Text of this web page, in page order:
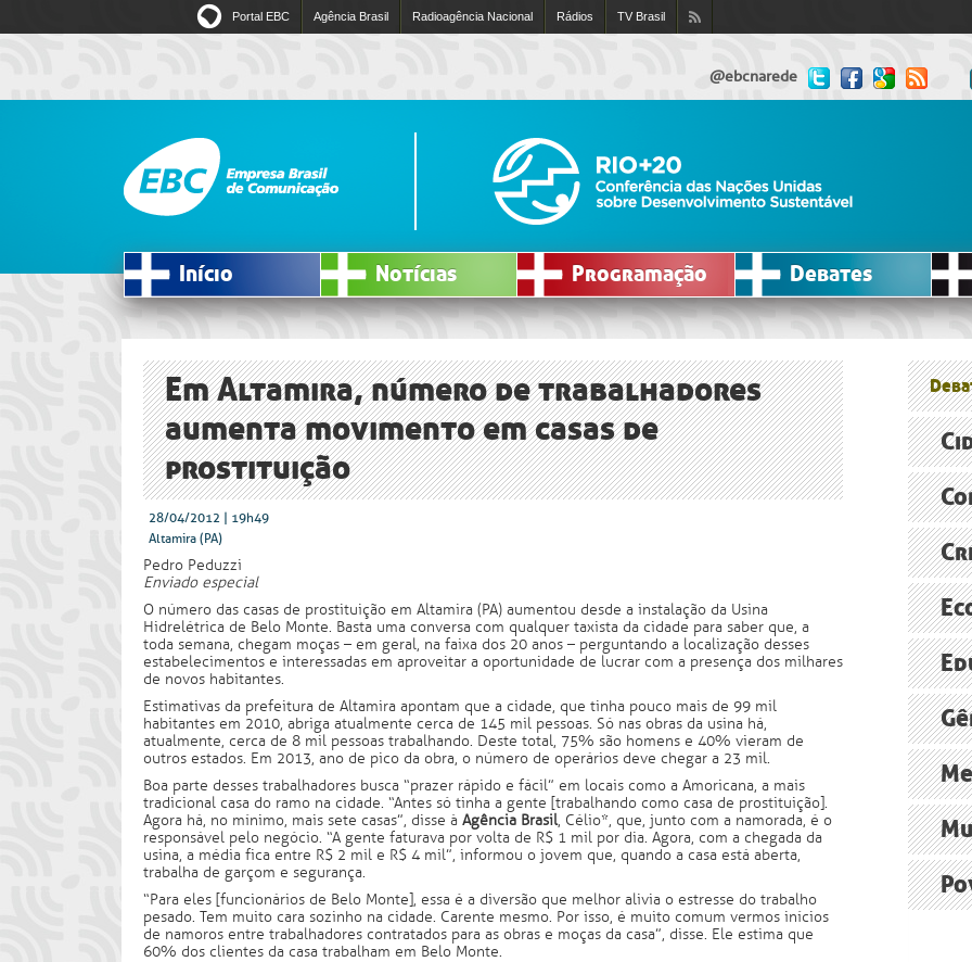
Portal EBC Agência Brasil Radioagência Nacional Rádios TV Brasil
@ebcnarede
Início Notícias Programação Debates
Em Altamira, número de trabalhadores
aumenta movimento em casas de
prostituição
28/04/2012 | 19h49
Altamira (PA)
Pedro Peduzzi
Enviado especial
O número das casas de prostituição em Altamira (PA) aumentou desde a instalação da Usina
Hidrelétrica de Belo Monte. Basta uma conversa com qualquer taxista da cidade para saber que, a
toda semana, chegam moças – em geral, na faixa dos 20 anos – perguntando a localização desses
estabelecimentos e interessadas em aproveitar a oportunidade de lucrar com a presença dos milhares
de novos habitantes.
Estimativas da prefeitura de Altamira apontam que a cidade, que tinha pouco mais de 99 mil
habitantes em 2010, abriga atualmente cerca de 145 mil pessoas. Só nas obras da usina há,
atualmente, cerca de 8 mil pessoas trabalhando. Deste total, 75% são homens e 40% vieram de
outros estados. Em 2013, ano de pico da obra, o número de operários deve chegar a 23 mil.
Boa parte desses trabalhadores busca “prazer rápido e fácil” em locais como a Amoricana, a mais
tradicional casa do ramo na cidade. “Antes só tinha a gente [trabalhando como casa de prostituição].
Agora há, no mínimo, mais sete casas”, disse à Agência Brasil, Célio*, que, junto com a namorada, é o
responsável pelo negócio. “A gente faturava por volta de R$ 1 mil por dia. Agora, com a chegada da
usina, a média fica entre R$ 2 mil e R$ 4 mil”, informou o jovem que, quando a casa está aberta,
trabalha de garçom e segurança.
“Para eles [funcionários de Belo Monte], essa é a diversão que melhor alivia o estresse do trabalho
pesado. Tem muito cara sozinho na cidade. Carente mesmo. Por isso, é muito comum vermos inícios
de namoros entre trabalhadores contratados para as obras e moças da casa”, disse. Ele estima que
60% dos clientes da casa trabalham em Belo Monte.
reformas
O
América
FAO
Agência
ONU
Brasil,
ONU
O
relatório
A
O debate
Grupo
Persiste
Cúpula
Norte
O
Agência